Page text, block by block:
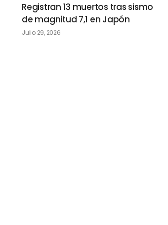
Registran 13 muertos tras sismo
de magnitud 7,1 en Japón
Julio 29, 2026